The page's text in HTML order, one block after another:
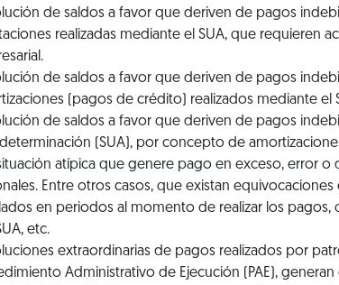
de saldos a favor que deriven de pagos
realizadas mediante el SUA, que requieren
de saldos a favor que deriven de pagos
(pagos de crédito) realizados mediante el
de saldos a favor que deriven de pagos
(SUA), por concepto de
atípica que genere pago en exceso, error
Entre otros casos, que existan
en periodos al momento de realizar los
etc.
extraordinarias de pagos realizados por
Administrativo de Ejecución (PAE),